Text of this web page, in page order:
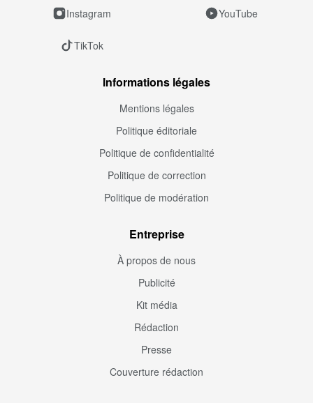
Instagram YouTube
TikTok
Informations légales
Mentions légales
Politique éditoriale
Politique de confidentialité
Politique de correction
Politique de modération
Entreprise
À propos de nous
Publicité
Kit média
Rédaction
Presse
Couverture rédaction